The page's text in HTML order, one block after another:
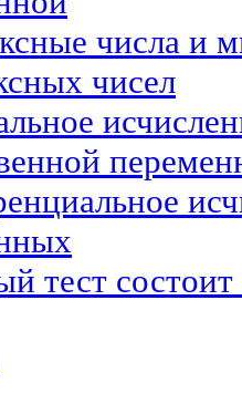
числа и
чисел
тест